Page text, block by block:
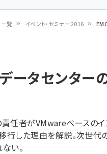
覧 イベント・セミナー2016
ータセンター
任者がVMwareベースのイ
行した理由を解説。次世代
い。